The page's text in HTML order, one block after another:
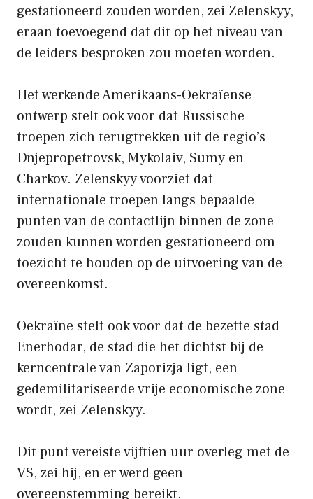
gestationeerd zouden worden, zei Zelenskyy,
eraan toevoegend dat dit op het niveau van
de leiders besproken zou moeten worden.
Het werkende Amerikaans-Oekraïense
ontwerp stelt ook voor dat Russische
troepen zich terugtrekken uit de regio’s
Dnjepropetrovsk, Mykolaiv, Sumy en
Charkov. Zelenskyy voorziet dat
internationale troepen langs bepaalde
punten van de contactlijn binnen de zone
zouden kunnen worden gestationeerd om
toezicht te houden op de uitvoering van de
overeenkomst.
Oekraïne stelt ook voor dat de bezette stad
Enerhodar, de stad die het dichtst bij de
kerncentrale van Zaporizja ligt, een
gedemilitariseerde vrije economische zone
wordt, zei Zelenskyy.
Dit punt vereiste vijftien uur overleg met de
VS, zei hij, en er werd geen
overeenstemming bereikt.